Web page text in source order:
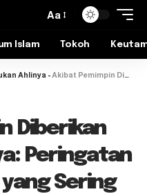
Aa
Islam Tokoh
Ahlinya - Akibat Pemimpin Diberikan Ke Bukan Ahlinya: Peringatan Rasulullah SAW yang Sering Diabaikan
Diberikan
Peringatan
yang Sering